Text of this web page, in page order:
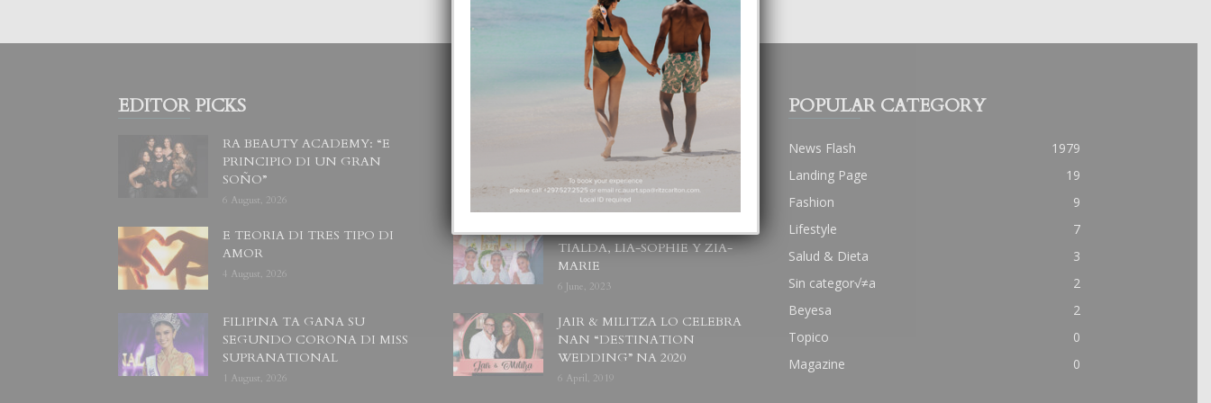
EDITOR PICKS
RA BEAUTY ACADEMY: “E
PRINCIPIO DI UN GRAN
SOÑO”
6 August, 2026
E TEORIA DI TRES TIPO DI
AMOR
4 August, 2026
FILIPINA TA GANA SU
SEGUNDO CORONA DI MISS
SUPRANATIONAL
1 August, 2026
POPULAR POSTS
BODA MANSUR
3 December, 2019
UN DIA INOLVIDABEL PA
TIALDA, LIA-SOPHIE Y ZIA-
MARIE
6 June, 2023
JAIR & MILITZA LO CELEBRA
NAN “DESTINATION
WEDDING” NA 2020
6 April, 2019
POPULAR CATEGORY
News Flash
1979
Landing Page
19
Fashion
9
Lifestyle
7
Salud & Dieta
3
Sin categor√≠a
2
Beyesa
2
Topico
0
Magazine
0